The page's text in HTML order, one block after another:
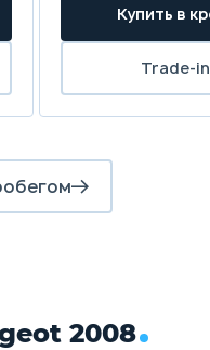
Купить в
Trade-in
2008